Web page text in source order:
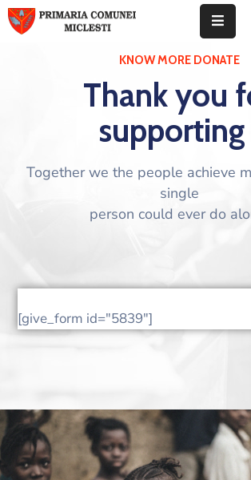
interes
public
Contact
KNOW MORE DONATE
Thank you
supporting
Together we the people achieve
single
person could ever do
[give_form id="5839"]